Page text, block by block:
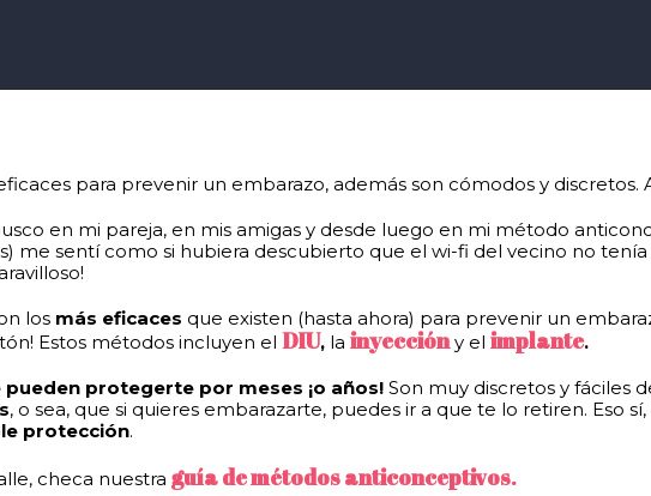
para prevenir un embarazo, además son cómodos y discretos.
en mi pareja, en mis amigas y desde luego en mi método
me sentí como si hubiera descubierto que el wi-fi del vecino no
los más eficaces que existen (hasta ahora) para prevenir un
Estos métodos incluyen el DIU, la inyección y el implante.
protegerte por meses ¡o años! Son muy discretos y fáciles
, o sea, que si quieres embarazarte, puedes ir a que te lo retiren. Eso
protección.
checa nuestra guía de métodos anticonceptivos.